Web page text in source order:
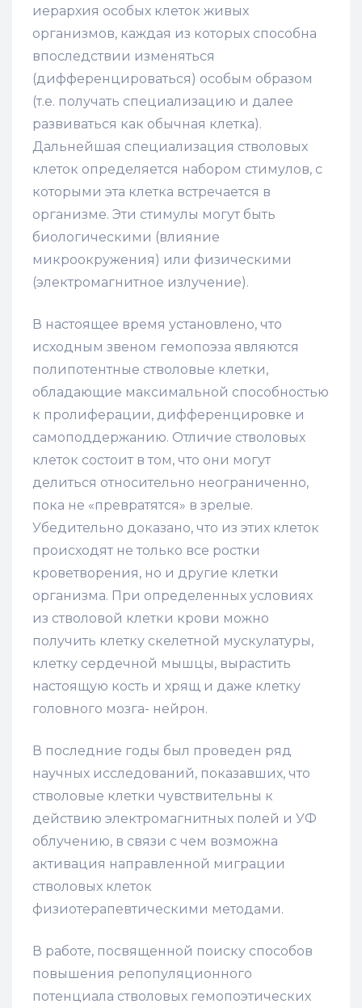
иерархия особых клеток живых
организмов, каждая из которых способна
впоследствии изменяться
(дифференцироваться) особым образом
(т.е. получать специализацию и далее
развиваться как обычная клетка).
Дальнейшая специализация стволовых
клеток определяется набором стимулов, с
которыми эта клетка встречается в
организме. Эти стимулы могут быть
биологическими (влияние
микроокружения) или физическими
(электромагнитное излучение).
В настоящее время установлено, что
исходным звеном гемопоэза являются
полипотентные стволовые клетки,
обладающие максимальной способ­ностью
к пролиферации, дифференцировке и
самоподдержанию. Отличие стволовых
клеток состоит в том, что они могут
делиться относительно неограниченно,
пока не «превратятся» в зрелые.
Убедительно доказано, что из этих клеток
происходят не только все ростки
кроветворения, но и другие клетки
организма. При определенных условиях
из стволовой клетки крови можно
получить клетку скелетной мускулатуры,
клетку сердечной мышцы, вырастить
настоящую кость и хрящ и даже клетку
головного мозга- нейрон.
В последние годы был проведен ряд
научных исследований, показавших, что
стволовые клетки чувствительны к
действию электромагнитных полей и УФ
облучению, в связи с чем возможна
активация направленной миграции
стволовых клеток
физиотерапевтическими методами.
В работе, посвященной поиску способов
повышения репопуляционного
потенциала стволовых гемопоэтических